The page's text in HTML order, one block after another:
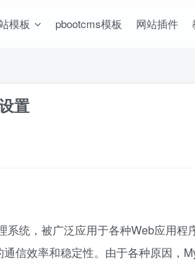
模板 pbootcms模板 网站插件
置
系统，被广泛应用于各种Web应用
信效率和稳定性。由于各种原因，